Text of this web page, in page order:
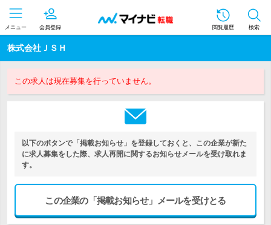
メニュー 会員登録 閲覧履歴 検索
株式会社ＪＳＨ
この求人は現在募集を行っていません。
以下のボタンで「掲載お知らせ」を登録しておくと、この企業が新た
に求人募集をした際、求人再開に関するお知らせメールを受け取れま
す。
この企業の「掲載お知らせ」メールを受けとる